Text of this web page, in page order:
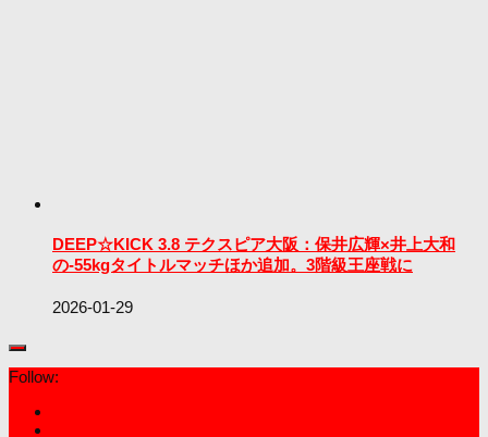
DEEP☆KICK 3.8 テクスピア大阪：保井広輝×井上大和
の-55kgタイトルマッチほか追加。3階級王座戦に
2026-01-29
Follow: